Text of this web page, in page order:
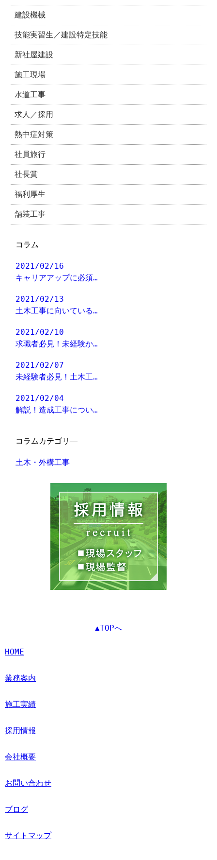
建設機械
技能実習生／建設特定技能
新社屋建設
施工現場
水道工事
求人／採用
熱中症対策
社員旅行
社長賞
福利厚生
舗装工事
コラム
2021/02/16
キャリアアップに必須…
2021/02/13
土木工事に向いている…
2021/02/10
求職者必見！未経験か…
2021/02/07
未経験者必見！土木工…
2021/02/04
解説！造成工事につい…
コラムカテゴリ―
土木・外構工事
▲TOPへ
HOME
業務案内
施工実績
採用情報
会社概要
お問い合わせ
ブログ
サイトマップ